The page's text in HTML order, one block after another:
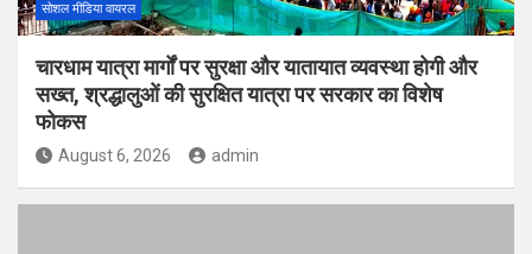
सोशल मीडिया वायरल
चारधाम यात्रा मार्गों पर सुरक्षा और यातायात व्यवस्था होगी और
सख्त, श्रद्धालुओं की सुरक्षित यात्रा पर सरकार का विशेष
फोकस
August 6, 2026 admin